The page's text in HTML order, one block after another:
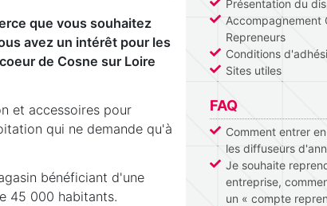
que vous souhaitez
avez un intérêt pour les
de Cosne sur Loire
et accessoires pour
qui ne demande qu'à
bénéficiant d'une
45 000 habitants.
Présentation du
Accompagnement
Repreneurs
Conditions
Sites utiles
FAQ
Comment entrer
les diffuseurs
Je souhaite
entreprise,
un « compte